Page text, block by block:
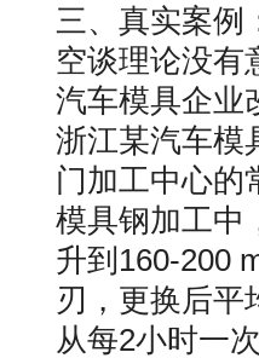
三、真实案例
空谈理论没有
汽车模具企业
浙江某汽车模
门加工中心的
模具钢加工中
升到160-200
刃，更换后平
从每2小时一